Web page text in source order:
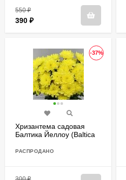
550₽
390 ₽
-37%
Хризантема садовая
Балтика Йеллоу (Baltica
РАСПРОДАНО